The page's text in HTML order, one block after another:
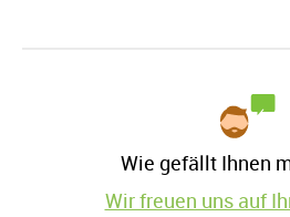
Wie gefällt Ihnen
Wir freuen uns auf